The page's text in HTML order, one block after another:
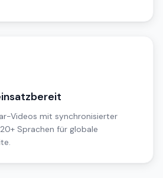
Videos mit synchronisierter
Sprachen für globale